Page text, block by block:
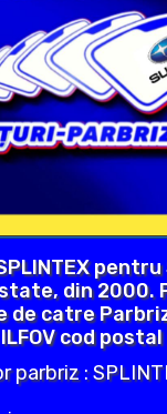
pentru
din 2000.
de catre
ILFOV cod
parbriz :